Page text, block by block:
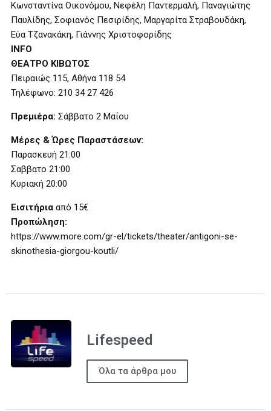
Κωνσταντίνα Οικονόμου, Νεφέλη Παντερμαλή, Παναγιώτης
Παυλίδης, Σοφιανός Πεσιρίδης, Μαργαρίτα Στραβουδάκη,
Εύα Τζανακάκη, Γιάννης Χριστοφορίδης
INFO
ΘΕΑΤΡΟ ΚΙΒΩΤΟΣ
Πειραιώς 115, Αθήνα 118 54
Τηλέφωνο: 210 34 27 426
Πρεμιέρα: Σάββατο 2 Μαΐου
Μέρες & Ώρες Παραστάσεων:
Παρασκευή 21:00
Σαββατο 21:00
Κυριακή 20:00
Εισιτήρια από 15€
Προπώληση:
https://www.more.com/gr-el/tickets/theater/antigoni-se-
skinothesia-giorgou-koutli/
Lifespeed
Όλα τα άρθρα μου